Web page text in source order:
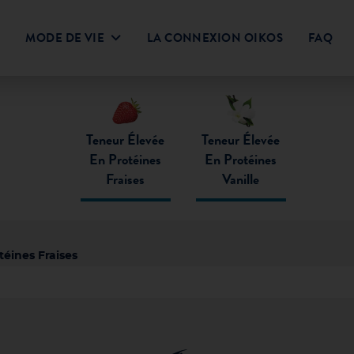
MODE DE VIE LA CONNEXION OIKOS FAQ
MC À boire Sans lactose Moins de sucre Teneur élevée en
Trempettes RepasSoupes
Les Grains dans l’Alimentation Protéines 101Activité Physique et
Teneur Élevée
En Protéines
Fraises
Teneur Élevée
En Protéines
Vanille
Fraises